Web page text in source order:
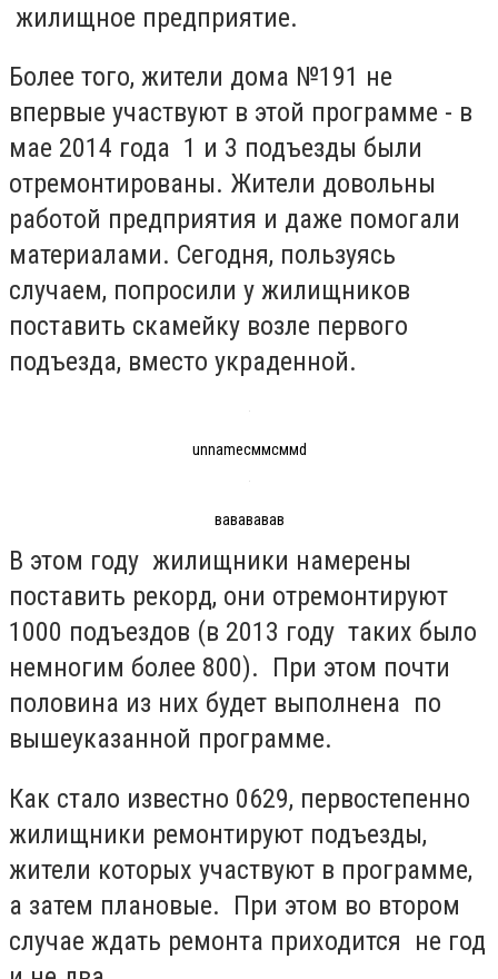
жилищное предприятие.
Более того, жители дома №191 не
впервые участвуют в этой программе - в
мае 2014 года 1 и 3 подъезды были
отремонтированы. Жители довольны
работой предприятия и даже помогали
материалами. Сегодня, пользуясь
случаем, попросили у жилищников
поставить скамейку возле первого
подъезда, вместо украденной.
unnameсммсммd
вавававав
В этом году жилищники намерены
поставить рекорд, они отремонтируют
1000 подъездов (в 2013 году таких было
немногим более 800). При этом почти
половина из них будет выполнена по
вышеуказанной программе.
Как стало известно 0629, первостепенно
жилищники ремонтируют подъезды,
жители которых участвуют в программе,
а затем плановые. При этом во втором
случае ждать ремонта приходится не год